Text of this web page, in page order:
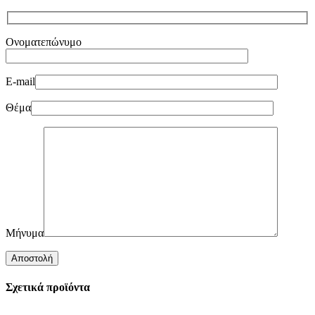
Ονοματεπώνυμο
E-mail
Θέμα
Μήνυμα
Σχετικά προϊόντα